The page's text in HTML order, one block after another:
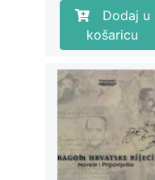
cijena
bila
je:
€7,00.
cijena
je:
€3,50.
Dodaj u
košaricu